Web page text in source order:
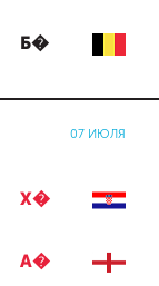
Б�
07 ИЮЛЯ
Х�
А�